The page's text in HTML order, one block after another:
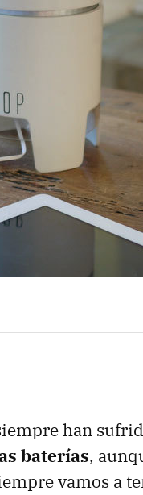
han
baterías,
vamos a